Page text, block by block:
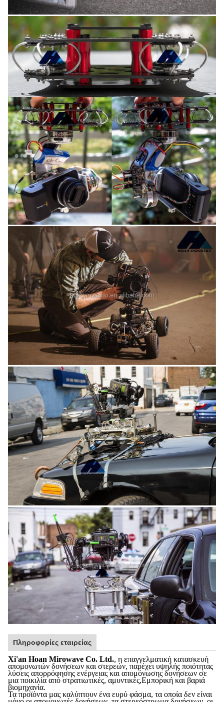
Πληροφορίες εταιρείας
Xi'an Hoan Mirowave Co. Ltd., η επαγγελματική κατασκευή
απομονωτών δονήσεων και στερεών, παρέχει υψηλής ποιότητας
λύσεις απορρόφησης ενέργειας και απομόνωσης δονήσεων σε
μια ποικιλία από στρατιωτικές, αμυντικές,Εμπορική και βαριά
βιομηχανία.
Τα προϊόντα μας καλύπτουν ένα ευρύ φάσμα, τα οποία δεν είναι